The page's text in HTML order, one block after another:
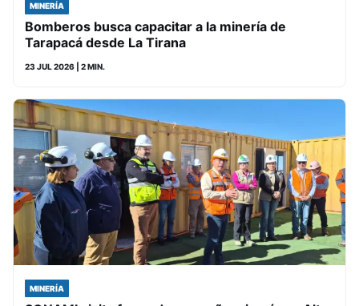
MINERÍA
Bomberos busca capacitar a la minería de
Tarapacá desde La Tirana
23 JUL 2026 | 2 MIN.
MINERÍA